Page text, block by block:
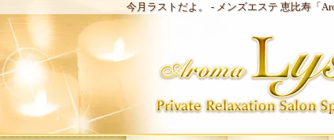
今月ラストだよ。 - メンズエステ 恵比寿「